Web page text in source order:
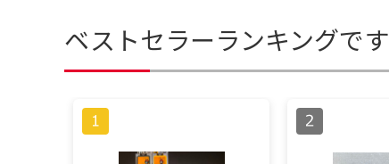
ベストセラーランキングです